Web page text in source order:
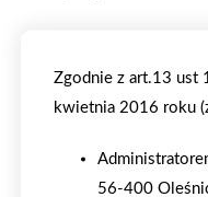
Zgodnie z art.13 ust
kwietnia 2016 roku
56-400